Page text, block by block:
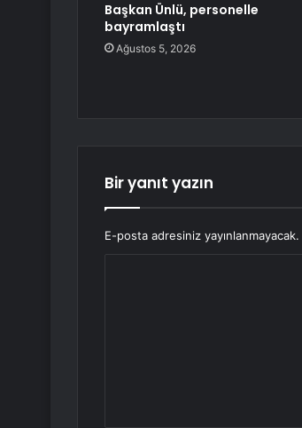
Başkan Ünlü, personelle
bayramlaştı
Ağustos 5, 2026
Bir yanıt yazın
E-posta adresiniz yayınlanmayacak.